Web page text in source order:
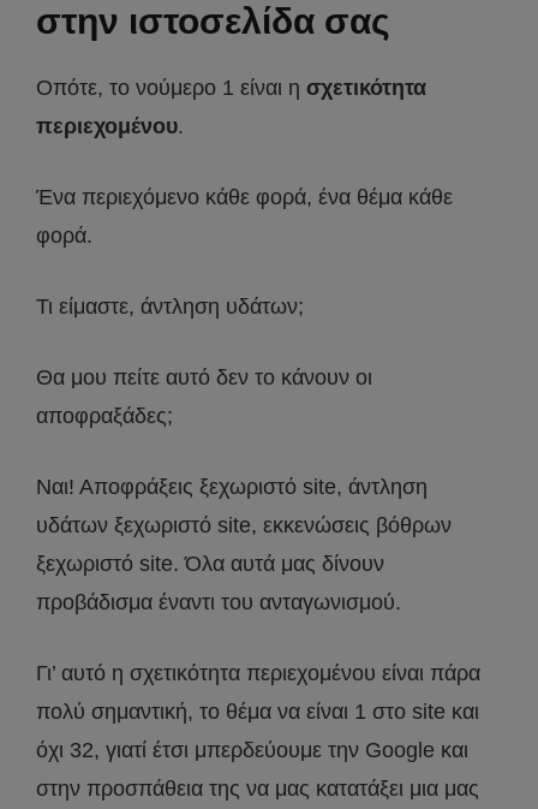
στην ιστοσελίδα σας
Οπότε, το νούμερο 1 είναι η σχετικότητα
περιεχομένου.
Ένα περιεχόμενο κάθε φορά, ένα θέμα κάθε
φορά.
Τι είμαστε, άντληση υδάτων;
Θα μου πείτε αυτό δεν το κάνουν οι
αποφραξάδες;
Ναι! Αποφράξεις ξεχωριστό site, άντληση
υδάτων ξεχωριστό site, εκκενώσεις βόθρων
ξεχωριστό site. Όλα αυτά μας δίνουν
προβάδισμα έναντι του ανταγωνισμού.
Γι’ αυτό η σχετικότητα περιεχομένου είναι πάρα
πολύ σημαντική, το θέμα να είναι 1 στο site και
όχι 32, γιατί έτσι μπερδεύουμε την Google και
στην προσπάθεια της να μας κατατάξει μια μας